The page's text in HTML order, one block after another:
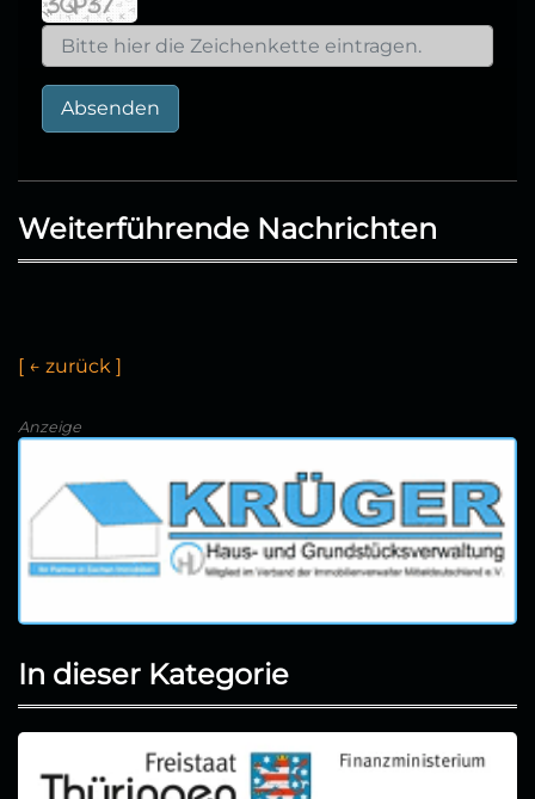
Absenden
Weiterführende Nachrichten
[ ← zurück ]
Anzeige
In dieser Kategorie